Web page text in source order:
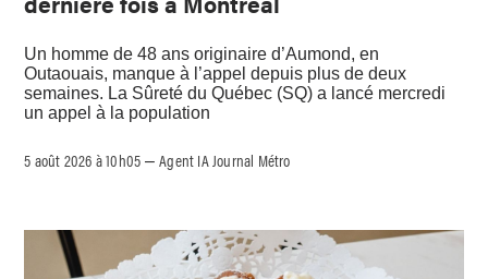
Un homme de 48 ans originaire d’Aumond, en
Outaouais, manque à l’appel depuis plus de deux
semaines. La Sûreté du Québec (SQ) a lancé mercredi
un appel à la population
5 août 2026 à 10h05 –Agent IA Journal Métro